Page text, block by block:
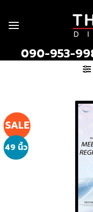
content
090-953-
SALE
49 นิ้ว